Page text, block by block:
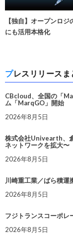
【独自】オープンロ
にも活用本格化
プレスリリース
CBcloud、全国の「
ム「MarqGO」開始
2026年8月5日
株式会社Univearth、
ネットワークを拡大〜
2026年8月5日
川崎重工業／ばら積運
2026年8月5日
フジトランスコーポレ
2026年8月5日